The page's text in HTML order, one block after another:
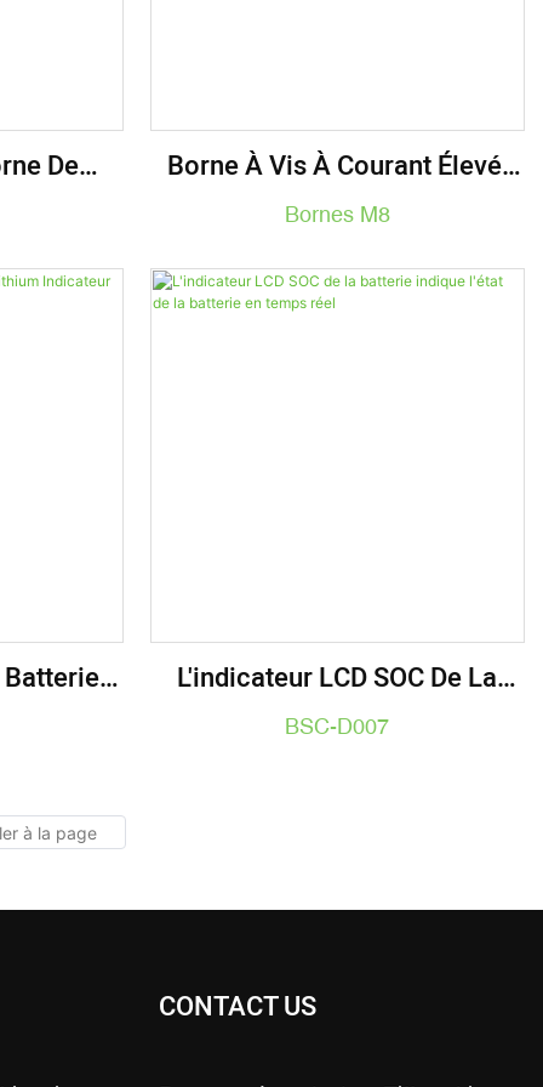
De
De
Borne À Vis À Courant Élevé,
Borne En Cuivre Taraudée,
PSM8
Bornes M8
SOC
L'indicateur LCD SOC De La
Batterie Indique L'état De La
BSC-D007
CONTACT US